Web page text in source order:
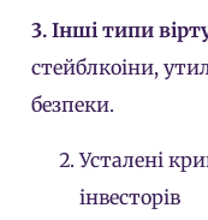
3. Інші типи
стейблкоіни,
безпеки.
Усталені
інвесторів